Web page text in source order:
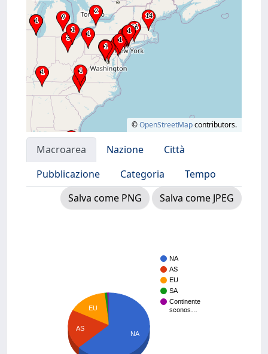
©OpenStreetMapcontributors.
Macroarea Nazione
Città
Pubblicazione
Categoria
Tempo
Salva come PNG
Salva come JPEG
NA
AS
EU
SA
Continente
sconos…
EU
AS
NA